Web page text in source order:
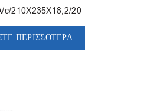
c/210X235X18,2/20
ΠΕΡΙΣΣΌΤΕΡΑ